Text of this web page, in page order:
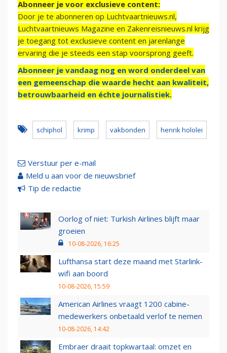
Abonneer je voor exclusieve content:
Door je te abonneren op Luchtvaartnieuws.nl,
Luchtvaartnieuws Magazine en Zakenreisnieuws.nl krijg
je toegang tot exclusieve content en jarenlange
ervaring die je steeds een stap voorsprong geeft.
Abonneer je vandaag nog en word onderdeel van
een gemeenschap die waarde hecht aan kwaliteit,
betrouwbaarheid en échte journalistiek.
schiphol krimp vakbonden henrik hololei
Verstuur per e-mail
Meld u aan voor de nieuwsbrief
Tip de redactie
Oorlog of niet: Turkish Airlines blijft maar
groeien
10-08-2026, 16:25
Lufthansa start deze maand met Starlink-
wifi aan boord
10-08-2026, 15:59
American Airlines vraagt 1200 cabine-
medewerkers onbetaald verlof te nemen
10-08-2026, 14:42
Embraer draait topkwartaal: omzet en